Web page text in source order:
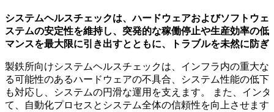
システムヘルスチェックは、ハードウェアおよびソフトウ
ステムの安定性を維持し、突発的な稼働停止や生産効率の
マンスを最大限に引き出すとともに、トラブルを未然に防
製鉄所向けシステムヘルスチェックは、インフラ内の重大
る可能性のあるハードウェアの不具合、システム性能の低
も対応し、システムの円滑な運用を支えます。 また、イン
て、自動化プロセスとシステム全体の信頼性を向上させます